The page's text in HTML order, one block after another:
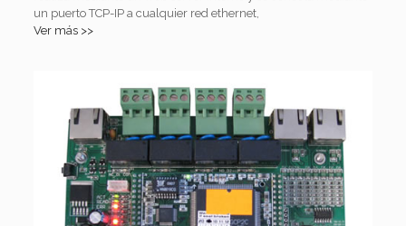
un puerto TCP-IP a cualquier red ethernet,
Ver más >>